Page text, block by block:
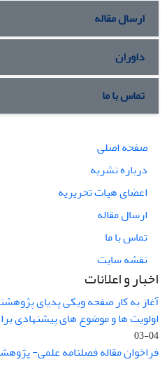
ارسال مقاله
داوران
تماس با ما
صفحه اصلی
درباره نشریه
اعضای هیات تحریریه
ارسال مقاله
تماس با ما
نقشه سایت
اخبار و اعلانات
آغاز به کار صفحه ویکی پدیای
اولویت ها و موضوع های پیشنهادی
04-03
فراخوان مقاله فصلنامه علمی-